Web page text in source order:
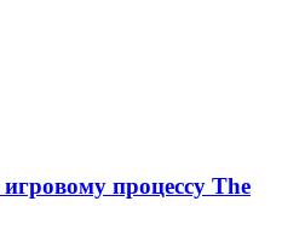
процессу The